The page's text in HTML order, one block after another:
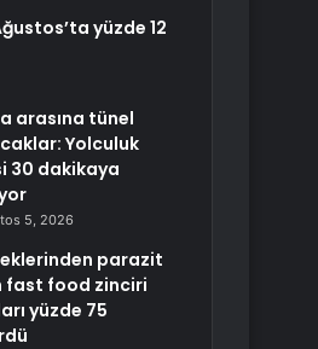
yüzde 12
arasına tünel
Yolculuk
30 dakikaya
5, 2026
parazit
fast food zinciri
yüzde 75